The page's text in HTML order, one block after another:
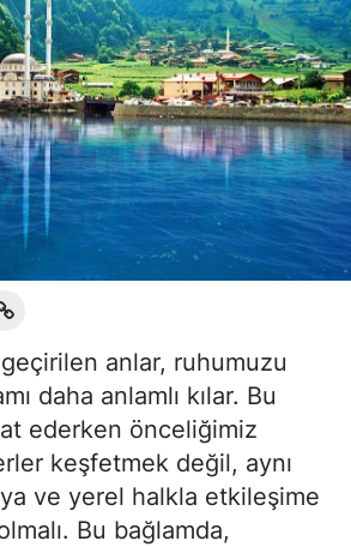
Bolu
Burdur
Bursa
Çanakkale
Çankırı
Çorum
Diyarbakır
Edirne
Elazığ
Erzincan
anlar, ruhumuzu
daha anlamlı kılar. Bu
ederken önceliğimiz
keşfetmek değil, aynı
ve yerel halkla etkileşime
Bu bağlamda,